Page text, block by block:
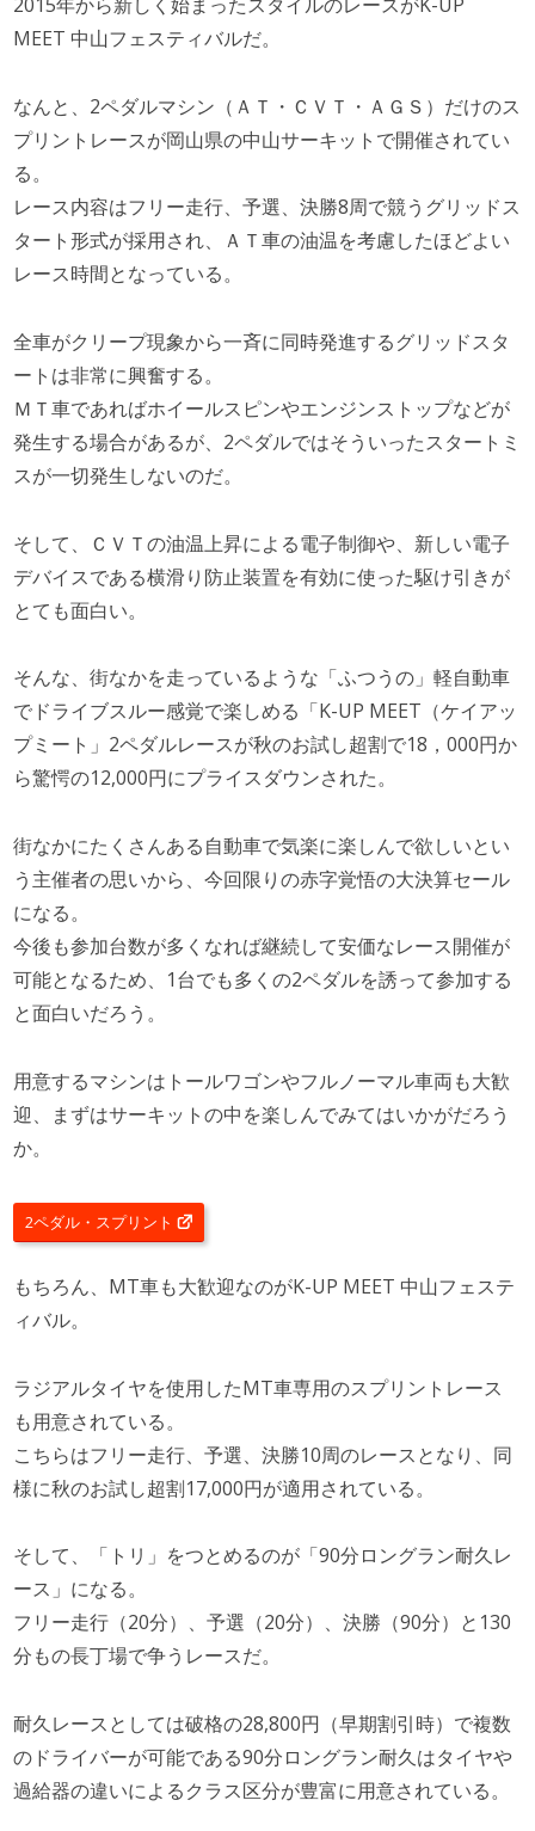
MEET 中山フェスティバルだ。
なんと、2ペダルマシン（ＡＴ・ＣＶＴ・ＡＧＳ）だけのス
プリントレースが岡山県の中山サーキットで開催されてい
る。
レース内容はフリー走行、予選、決勝8周で競うグリッドス
タート形式が採用され、ＡＴ車の油温を考慮したほどよい
レース時間となっている。
全車がクリープ現象から一斉に同時発進するグリッドスタ
ートは非常に興奮する。
ＭＴ車であればホイールスピンやエンジンストップなどが
発生する場合があるが、2ペダルではそういったスタートミ
スが一切発生しないのだ。
そして、ＣＶＴの油温上昇による電子制御や、新しい電子
デバイスである横滑り防止装置を有効に使った駆け引きが
とても面白い。
そんな、街なかを走っているような「ふつうの」軽自動車
でドライブスルー感覚で楽しめる「K-UP MEET（ケイアッ
プミート」2ペダルレースが秋のお試し超割で18，000円か
ら驚愕の12,000円にプライスダウンされた。
街なかにたくさんある自動車で気楽に楽しんで欲しいとい
う主催者の思いから、今回限りの赤字覚悟の大決算セール
になる。
今後も参加台数が多くなれば継続して安価なレース開催が
可能となるため、1台でも多くの2ペダルを誘って参加する
と面白いだろう。
用意するマシンはトールワゴンやフルノーマル車両も大歓
迎、まずはサーキットの中を楽しんでみてはいかがだろう
か。
2ペダル・スプリント
もちろん、MT車も大歓迎なのがK-UP MEET 中山フェステ
ィバル。
ラジアルタイヤを使用したMT車専用のスプリントレース
も用意されている。
こちらはフリー走行、予選、決勝10周のレースとなり、同
様に秋のお試し超割17,000円が適用されている。
そして、「トリ」をつとめるのが「90分ロングラン耐久レ
ース」になる。
フリー走行（20分）、予選（20分）、決勝（90分）と130
分もの長丁場で争うレースだ。
耐久レースとしては破格の28,800円（早期割引時）で複数
のドライバーが可能である90分ロングラン耐久はタイヤや
過給器の違いによるクラス区分が豊富に用意されている。